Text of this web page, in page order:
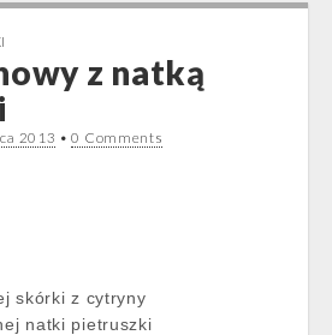
z natką
2013 •0 Comments
skórki z cytryny
natki pietruszki